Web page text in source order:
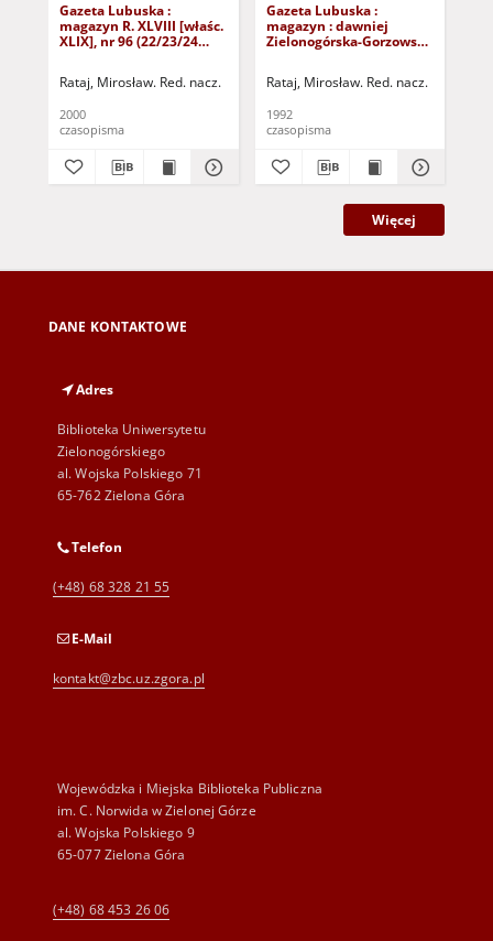
Gazeta Lubuska :
magazyn R. XLVIII [właśc.
XLIX], nr 96 (22/23/24
Rataj, Mirosław. Red. nacz.
2000
czasopisma
Gazeta Lubuska :
magazyn : dawniej
Zielonogórska-Gorzowska
1992). - Wyd. 1
Rataj, Mirosław. Red. nacz.
1992
czasopisma
Więcej
DANE KONTAKTOWE
Adres
Biblioteka Uniwersytetu
Zielonogórskiego
al. Wojska Polskiego 71
65-762 Zielona Góra
Telefon
(+48) 68 328 21 55
E-Mail
kontakt@zbc.uz.zgora.pl
Wojewódzka i Miejska Biblioteka Publiczna
im. C. Norwida w Zielonej Górze
al. Wojska Polskiego 9
65-077 Zielona Góra
(+48) 68 453 26 06